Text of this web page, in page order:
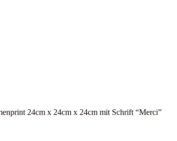
24cm x 24cm x 24cm mit Schrift “Merci”